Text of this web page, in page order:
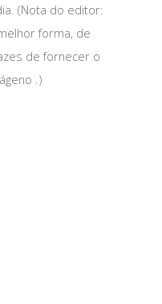
(Nota do editor:
forma, de
de fornecer o
.)